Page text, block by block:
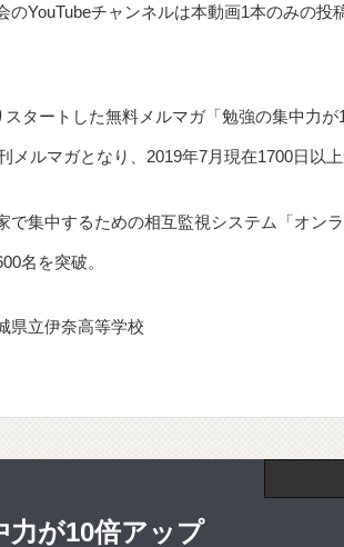
のYouTubeチャンネルは本動画1本のみの
スタートした無料メルマガ「勉強の集中力
メルマガとなり、2019年7月現在1700日以
で集中するための相互監視システム「オン
名を突破。
県立伊奈高等学校
力が10倍アップ